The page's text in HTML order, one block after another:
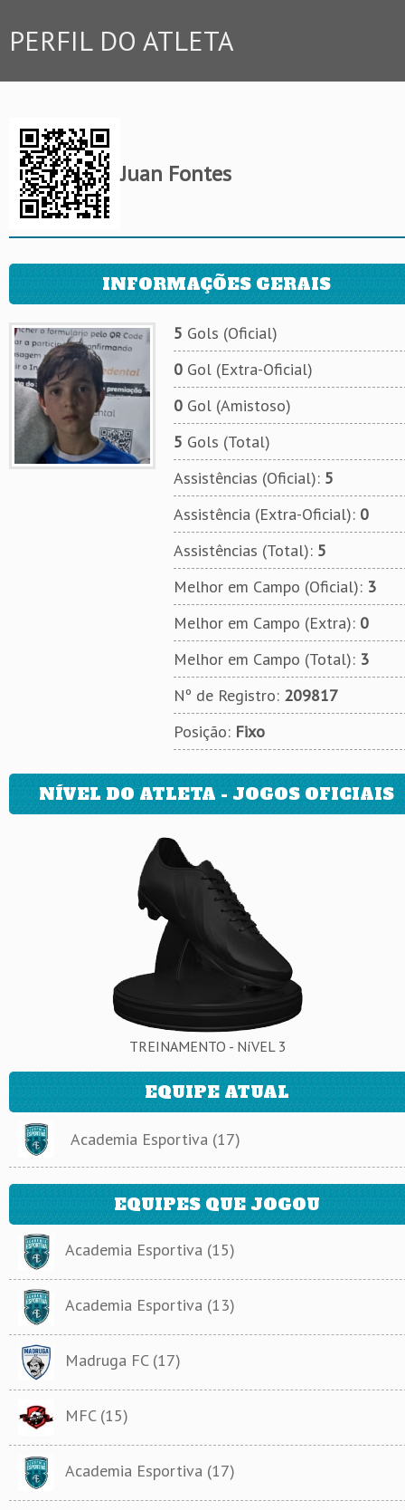
PERFIL DO ATLETA
Juan Fontes
INFORMAÇÕES GERAIS
5 Gols (Oficial)
0Gol (Extra-Oficial)
0Gol (Amistoso)
5 Gols (Total)
Assistências (Oficial): 5
Assistência (Extra-Oficial): 0
Assistências (Total): 5
Melhor em Campo (Oficial): 3
Melhor em Campo (Extra): 0
Melhor em Campo (Total): 3
Nº de Registro: 209817
Posição: Fixo
NÍVEL DO ATLETA - JOGOS OFICIAIS
TREINAMENTO - NíVEL 3
EQUIPE ATUAL
Academia Esportiva (17)
EQUIPES QUE JOGOU
Academia Esportiva (15)
Academia Esportiva (13)
Madruga FC (17)
MFC (15)
Academia Esportiva (17)